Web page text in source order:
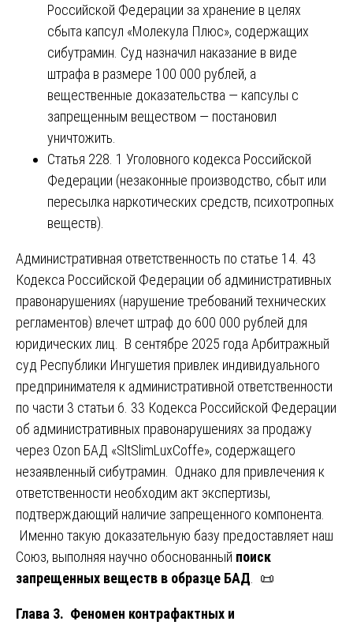
Российской Федерации за хранение в целях
сбыта капсул «Молекула Плюс», содержащих
сибутрамин. Суд назначил наказание в виде
штрафа в размере 100 000 рублей, а
вещественные доказательства — капсулы с
запрещенным веществом — постановил
уничтожить.
Статья 228. 1 Уголовного кодекса Российской
Федерации (незаконные производство, сбыт или
пересылка наркотических средств, психотропных
веществ).
Административная ответственность по статье 14. 43
Кодекса Российской Федерации об административных
правонарушениях (нарушение требований технических
регламентов) влечет штраф до 600 000 рублей для
юридических лиц. В сентябре 2025 года Арбитражный
суд Республики Ингушетия привлек индивидуального
предпринимателя к административной ответственности
по части 3 статьи 6. 33 Кодекса Российской Федерации
об административных правонарушениях за продажу
через Ozon БАД «SltSlimLuxCoffe», содержащего
незаявленный сибутрамин. Однако для привлечения к
ответственности необходим акт экспертизы,
подтверждающий наличие запрещенного компонента.
Именно такую доказательную базу предоставляет наш
Союз, выполняя научно обоснованный поиск
запрещенных веществ в образце БАД . 📜
Глава 3. Феномен контрафактных и